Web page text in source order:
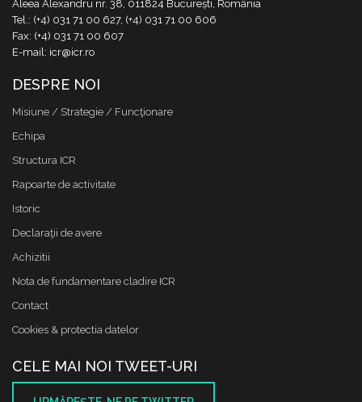
Aleea Alexandru nr. 38, 011824 București, România
Tel.: (+4) 031 71 00 627, (+4) 031 71 00 606
Fax: (+4) 031 71 00 607
E-mail: icr@icr.ro
DESPRE NOI
Misiune / Strategie / Funcţionare
Echipa
Structura ICR
Rapoarte de activitate
Istoric
Declaraţii de avere
Achizitii
Nota de fundamentare cladire ICR
Contact
Cookies & protectia datelor
CELE MAI NOI TWEET-URI